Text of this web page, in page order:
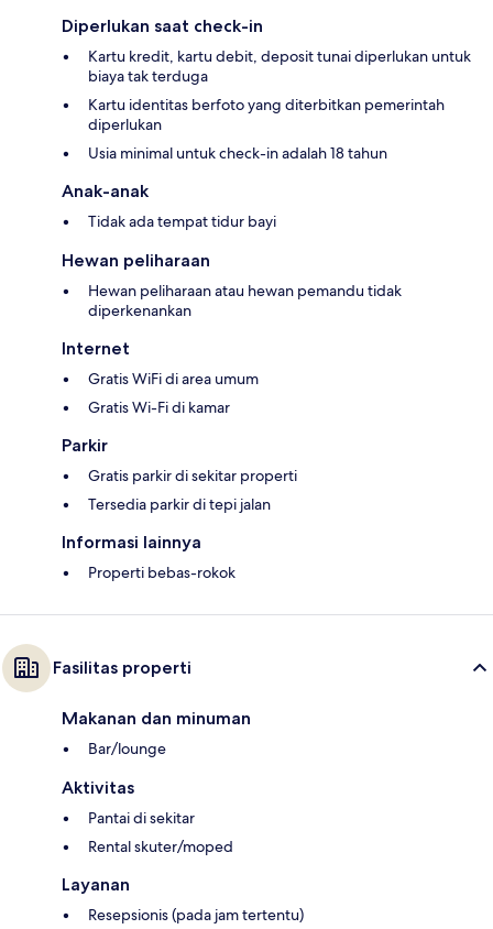
Diperlukan saat check-in
Kartu kredit, kartu debit, deposit tunai diperlukan untuk
biaya tak terduga
Kartu identitas berfoto yang diterbitkan pemerintah
diperlukan
Usia minimal untuk check-in adalah 18 tahun
Anak-anak
Tidak ada tempat tidur bayi
Hewan peliharaan
Hewan peliharaan atau hewan pemandu tidak
diperkenankan
Internet
Gratis WiFi di area umum
Gratis Wi-Fi di kamar
Parkir
Gratis parkir di sekitar properti
Tersedia parkir di tepi jalan
Informasi lainnya
Properti bebas-rokok
Fasilitas properti
Makanan dan minuman
Bar/lounge
Aktivitas
Pantai di sekitar
Rental skuter/moped
Layanan
Resepsionis (pada jam tertentu)